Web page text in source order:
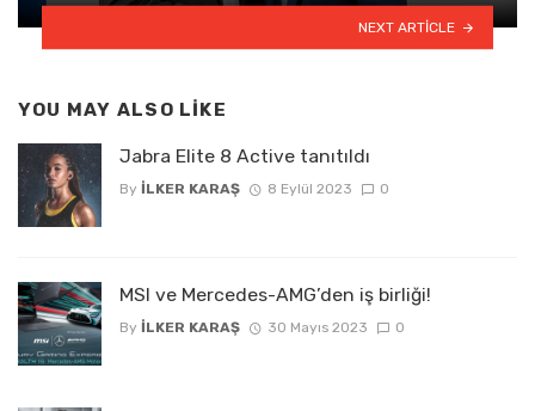
NEXT ARTICLE
YOU MAY ALSO LIKE
Jabra Elite 8 Active tanıtıldı
By İLKER KARAŞ 8 Eylül 2023 0
MSI ve Mercedes-AMG’den iş birliği!
By İLKER KARAŞ 30 Mayıs 2023 0